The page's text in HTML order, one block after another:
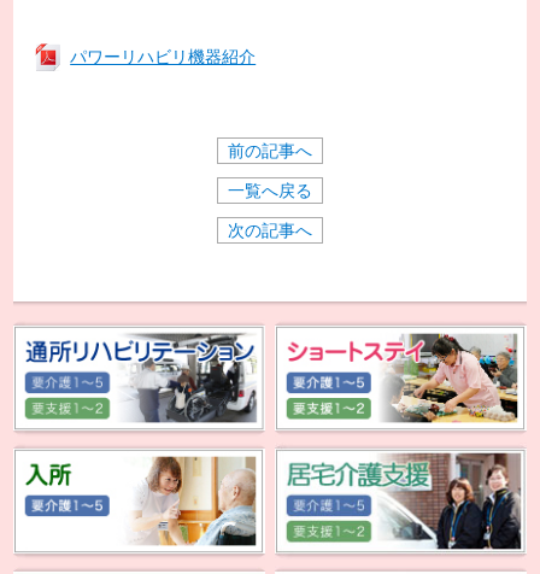
パワーリハビリ機器紹介
前の記事へ
一覧へ戻る
次の記事へ